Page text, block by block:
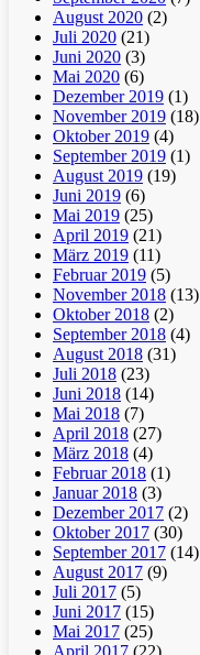
August 2020 (2)
Juli 2020 (21)
Juni 2020 (3)
Mai 2020 (6)
Dezember 2019 (1)
November 2019 (18)
Oktober 2019 (4)
September 2019 (1)
August 2019 (19)
Juni 2019 (6)
Mai 2019 (25)
April 2019 (21)
März 2019 (11)
Februar 2019 (5)
November 2018 (13)
Oktober 2018 (2)
September 2018 (4)
August 2018 (31)
Juli 2018 (23)
Juni 2018 (14)
Mai 2018 (7)
April 2018 (27)
März 2018 (4)
Februar 2018 (1)
Januar 2018 (3)
Dezember 2017 (2)
Oktober 2017 (30)
September 2017 (14)
August 2017 (9)
Juli 2017 (5)
Juni 2017 (15)
Mai 2017 (25)